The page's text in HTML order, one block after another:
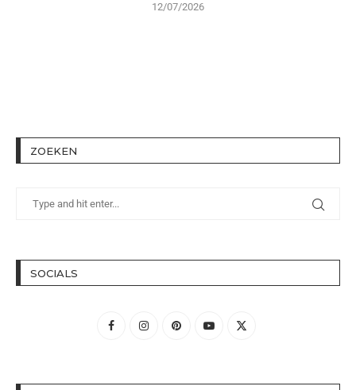
12/07/2026
ZOEKEN
SOCIALS